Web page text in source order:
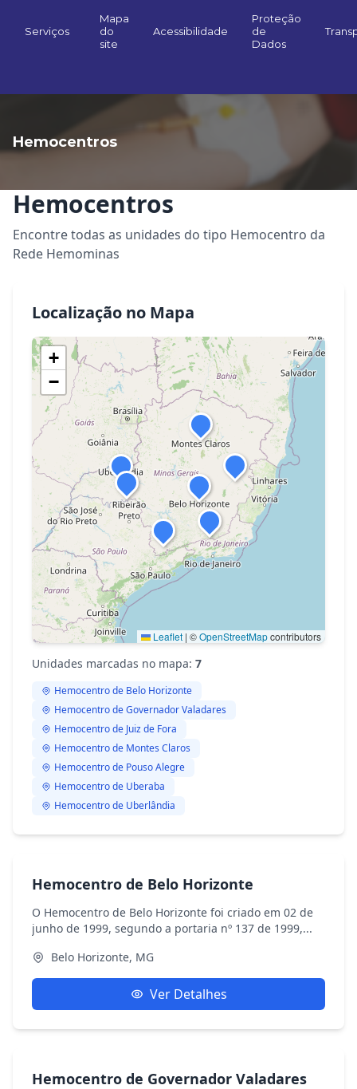
Serviços
Mapa
do
site
Acessibilidade
Proteção
de
Dados
Hemocentros
Hemocentros
Encontre todas as unidades do tipo Hemocentro da
Rede Hemominas
Localização no Mapa
+
−
Leaflet | ©OpenStreetMapcontributors
Unidades marcadas no mapa: 7
Hemocentro de Belo Horizonte
Hemocentro de Governador Valadares
Hemocentro de Juiz de Fora
Hemocentro de Montes Claros
Hemocentro de Pouso Alegre
Hemocentro de Uberaba
Hemocentro de Uberlândia
Hemocentro de Belo Horizonte
O Hemocentro de Belo Horizonte foi criado em 02 de
junho de 1999, segundo a portaria nº 137 de 1999,...
Belo Horizonte, MG
Ver Detalhes
Hemocentro de Governador Valadares